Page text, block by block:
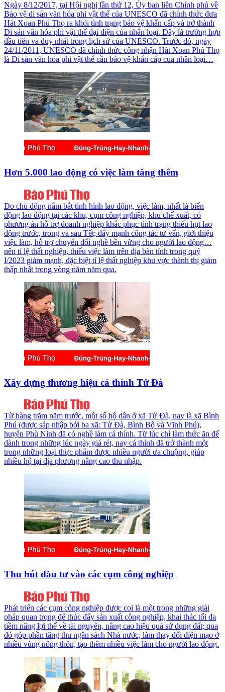
Ngày 8/12/2017, tại Hội nghị lần thứ 12, Ủy ban liên Chính phủ về
Bảo vệ di sản văn hóa phi vật thể của UNESCO đã chính thức đưa
Hát Xoan Phú Thọ ra khỏi tình trạng bảo vệ khẩn cấp và trở thành
Di sản văn hóa phi vật thể đại diện của nhân loại. Đây là trường hợp
đầu tiên và duy nhất trong lịch sử của UNESCO. Trước đó, ngày
24/11/2011, UNESCO đã chính thức công nhận Hát Xoan Phú Thọ
là Di sản văn hóa phi vật thể cần bảo vệ khẩn cấp của nhân loại…
Hơn 5.000 lao động có việc làm tăng thêm
Do chủ động nắm bắt tình hình lao động, việc làm, nhất là biến
động lao động tại các khu, cụm công nghiệp, khu chế xuất, có
phương án hỗ trợ doanh nghiệp khắc phục tình trạng thiếu hụt lao
động trước, trong và sau Tết; đẩy mạnh công tác tư vấn, giới thiệu
việc làm, hỗ trợ chuyển đổi nghề bền vững cho người lao động…
nên tỉ lệ thất nghiệp, thiếu việc làm trên địa bàn tỉnh trong quý
I/2023 giảm mạnh, đặc biệt tỉ lệ thất nghiệp khu vực thành thị giảm
thấp nhất trong vòng năm năm qua.
Xây dựng thương hiệu cá thính Tử Đà
Từ hàng trăm năm trước, một số hộ dân ở xã Tử Đà, nay là xã Bình
Phú (được sáp nhập bởi ba xã: Tử Đà, Bình Bộ và Vĩnh Phú),
huyện Phù Ninh đã có nghề làm cá thính. Từ lúc chỉ làm thức ăn để
dành trong những lúc ngày giá rét, nay cá thính đã trở thành một
trong những loại thực phẩm được nhiều người ưa chuộng, giúp
nhiều hộ tại địa phương nâng cao thu nhập.
Thu hút đầu tư vào các cụm công nghiệp
Phát triển các cụm công nghiệp được coi là một trong những giải
pháp quan trọng để thúc đẩy sản xuất công nghiệp, khai thác tối đa
tiềm năng lợi thế về tài nguyên, nâng cao hiệu quả sử dụng đất; qua
đó góp phần tăng thu ngân sách Nhà nước, làm thay đổi diện mạo ở
nhiều vùng nông thôn, tạo thêm nhiều việc làm cho người lao động.